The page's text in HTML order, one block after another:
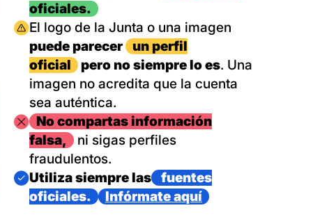
oficiales.
Imagen
El logo de la Junta o una imagen
puede parecer
un perfil
oficial
pero no siempre lo es. Una
imagen no acredita que la cuenta
sea auténtica.
ImagenNo compartas información
falsa,
ni sigas perfiles
fraudulentos.
Imagen
Utiliza siempre las
fuentes
oficiales.
Infórmate aquí